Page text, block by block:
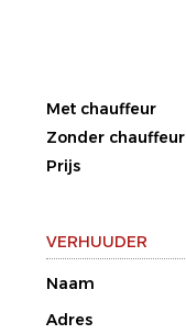
Met chauffeur
Zonder chauffeur
Prijs
VERHUUDER
Naam
Adres